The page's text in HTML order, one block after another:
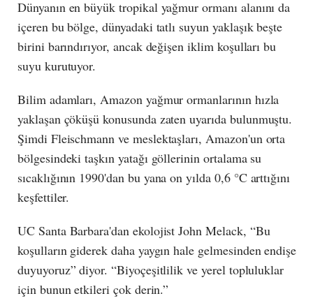
Dünyanın en büyük tropikal yağmur ormanı alanını da
içeren bu bölge, dünyadaki tatlı suyun yaklaşık beşte
birini barındırıyor, ancak değişen iklim koşulları bu
suyu kurutuyor.
Bilim adamları, Amazon yağmur ormanlarının hızla
yaklaşan çöküşü konusunda zaten uyarıda bulunmuştu.
Şimdi Fleischmann ve meslektaşları, Amazon'un orta
bölgesindeki taşkın yatağı göllerinin ortalama su
sıcaklığının 1990'dan bu yana on yılda 0,6 °C arttığını
keşfettiler.
UC Santa Barbara'dan ekolojist John Melack, “Bu
koşulların giderek daha yaygın hale gelmesinden endişe
duyuyoruz” diyor. “Biyoçeşitlilik ve yerel topluluklar
için bunun etkileri çok derin.”